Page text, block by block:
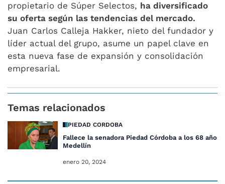
propietario de Súper Selectos, ha diversificado
su oferta según las tendencias del mercado.
Juan Carlos Calleja Hakker, nieto del fundador y
líder actual del grupo, asume un papel clave en
esta nueva fase de expansión y consolidación
empresarial.
Temas relacionados
PIEDAD CORDOBA
Fallece la senadora Piedad Córdoba a los 68 años
Medellín
enero 20, 2024